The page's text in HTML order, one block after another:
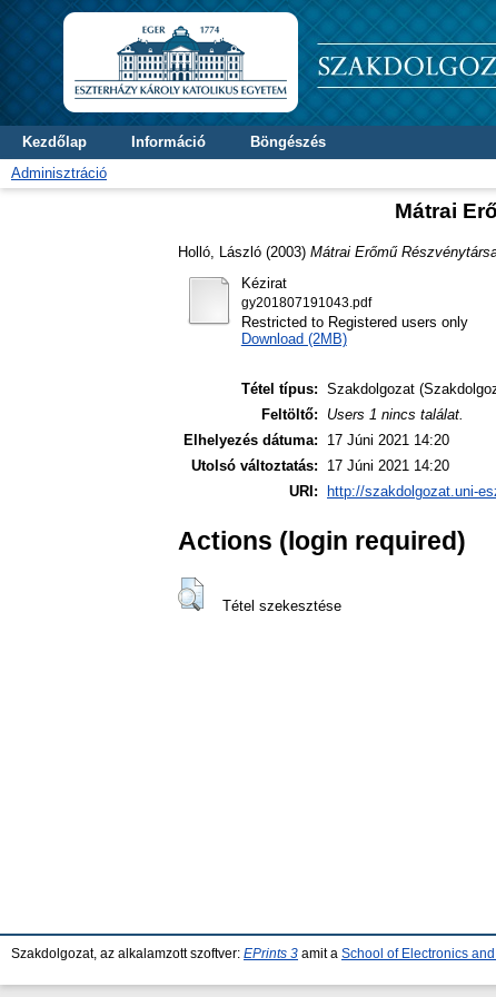
Kezdőlap Információ
Böngészés
Adminisztráció
Mátrai
Holló, László (2003) Mátrai Erőmű
Kézirat
gy201807191043.pdf
Restricted to Registered users only
Download (2MB)
Tétel típus: Szakdolgozat
Feltöltő:
Users 1 nincs találat.
Elhelyezés dátuma:
17 Júni 2021 14:20
Utolsó változtatás:
17 Júni 2021 14:20
URI:
http://szakdolgozat.uni-
Actions (login required)
Tétel szekesztése
Szakdolgozat, az alkalamzott szoftver: EPrints 3 amit a School of Electronics